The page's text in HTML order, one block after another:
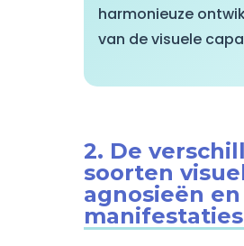
harmonieuze
van de visuele
2. De
soorten
agnosieën
manifestaties